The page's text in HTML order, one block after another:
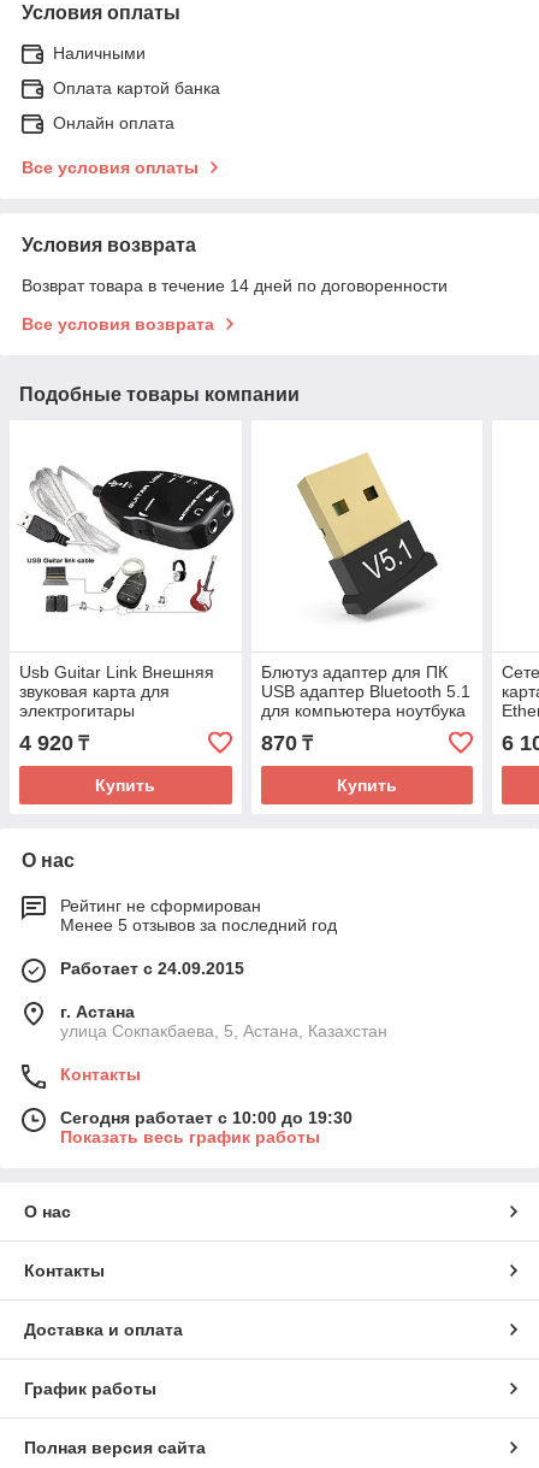
Условия оплаты
Наличными
Оплата картой банка
Онлайн оплата
Все условия оплаты
Условия возврата
Возврат товара в течение 14 дней по договоренности
Все условия возврата
Подобные товары компании
Usb Guitar Link Внешняя
звуковая карта для
электрогитары
4 920 ₸
Купить
Блютуз адаптер для ПК
USB адаптер Bluetooth 5.1
для компьютера ноутбука
беспроводных наушников
870₸
Купить
6
О нас
Рейтинг не сформирован
Менее 5 отзывов за последний год
Работает с 24.09.2015
г. Астана
улица Сокпакбаева, 5, Астана, Казахстан
Контакты
Сегодня работает с 10:00 до 19:30
Показать весь график работы
О нас
Контакты
Доставка и оплата
График работы
Полная версия сайта